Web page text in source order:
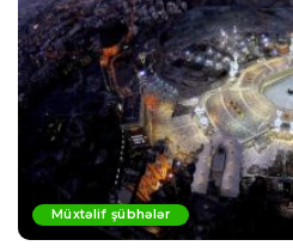
Müxtəlif şübhələr